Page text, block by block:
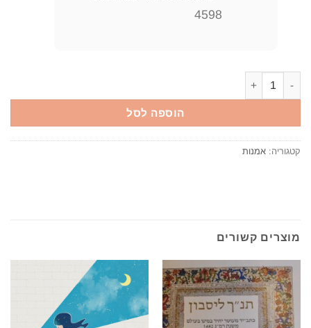
4598
הוספה לסל
קטגוריה: אמנות
מוצרים קשורים